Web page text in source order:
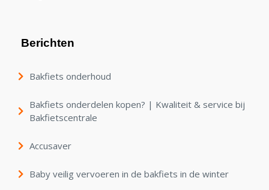
Berichten
Bakfiets onderhoud
Bakfiets onderdelen kopen? | Kwaliteit & service bij
Bakfietscentrale
Accusaver
Baby veilig vervoeren in de bakfiets in de winter